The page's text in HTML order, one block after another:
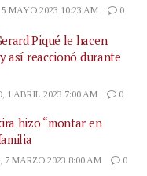
MAYO 2023 10:23 AM 0
Piqué le hacen
así reaccionó durante
1 ABRIL 2023 7:00 AM 0
hizo “montar en
7 MARZO 2023 8:00 AM 0